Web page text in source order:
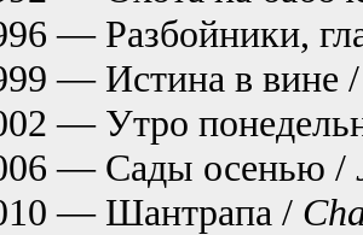
— Разбойники,
— Истина в вине
— Утро
— Сады осенью /
— Шантрапа /